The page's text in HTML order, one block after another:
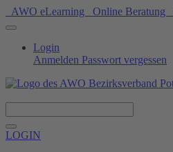
AWO eLearning Online Beratung
Login
Anmelden Passwort vergessen
LOGIN